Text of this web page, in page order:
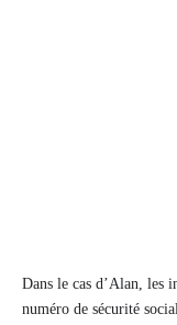
Dans le cas d’Alan, les
numéro de sécurité